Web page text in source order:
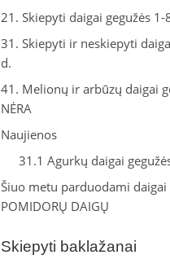
21. Skiepyti daigai gegužės 1-
31. Skiepyti ir neskiepyti
d.
41. Melionų ir arbūzų daigai
NĖRA
Naujienos
31.1 Agurkų daigai
Šiuo metu parduodami daigai
POMIDORŲ DAIGŲ
Skiepyti baklažanai